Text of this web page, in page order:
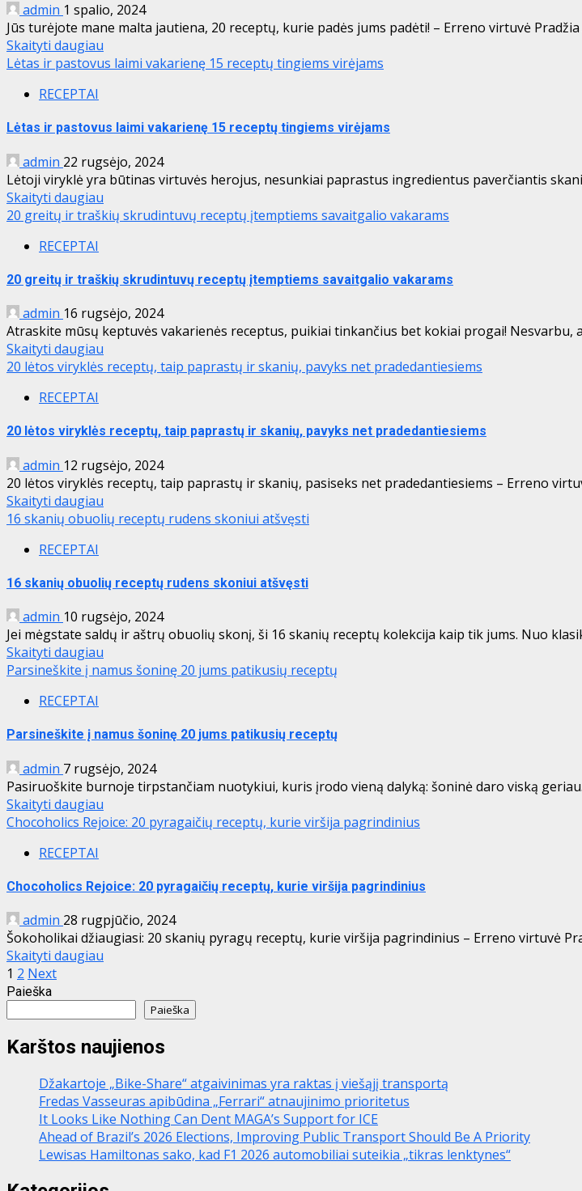
admin 1 spalio, 2024
Jūs turėjote mane malta jautiena, 20 receptų, kurie padės jums padėti! – Erreno virtuvė Pradžia
Skaityti daugiau
Lėtas ir pastovus laimi vakarienę 15 receptų tingiems virėjams
RECEPTAI
Lėtas ir pastovus laimi vakarienę 15 receptų tingiems virėjams
admin 22 rugsėjo, 2024
Lėtoji viryklė yra būtinas virtuvės herojus, nesunkiai paprastus ingredientus paverčiantis
Skaityti daugiau
20 greitų ir traškių skrudintuvų receptų įtemptiems savaitgalio vakarams
RECEPTAI
20 greitų ir traškių skrudintuvų receptų įtemptiems savaitgalio vakarams
admin 16 rugsėjo, 2024
Atraskite mūsų keptuvės vakarienės receptus, puikiai tinkančius bet kokiai progai! Nesvarbu,
Skaityti daugiau
20 lėtos viryklės receptų, taip paprastų ir skanių, pavyks net pradedantiesiems
RECEPTAI
20 lėtos viryklės receptų, taip paprastų ir skanių, pavyks net pradedantiesiems
admin 12 rugsėjo, 2024
20 lėtos viryklės receptų, taip paprastų ir skanių, pasiseks net pradedantiesiems – Erreno
Skaityti daugiau
16 skanių obuolių receptų rudens skoniui atšvęsti
RECEPTAI
16 skanių obuolių receptų rudens skoniui atšvęsti
admin 10 rugsėjo, 2024
Jei mėgstate saldų ir aštrų obuolių skonį, ši 16 skanių receptų kolekcija kaip tik jums. Nuo
Skaityti daugiau
Parsineškite į namus šoninę 20 jums patikusių receptų
RECEPTAI
Parsineškite į namus šoninę 20 jums patikusių receptų
admin 7 rugsėjo, 2024
Pasiruoškite burnoje tirpstančiam nuotykiui, kuris įrodo vieną dalyką: šoninė daro viską
Skaityti daugiau
Chocoholics Rejoice: 20 pyragaičių receptų, kurie viršija pagrindinius
RECEPTAI
Chocoholics Rejoice: 20 pyragaičių receptų, kurie viršija pagrindinius
admin 28 rugpjūčio, 2024
Šokoholikai džiaugiasi: 20 skanių pyragų receptų, kurie viršija pagrindinius – Erreno virtuvė
Skaityti daugiau
Įrašų
puslapiavimas
1 2 Next
Paieška
Paieška
Karštos naujienos
Džakartoje „Bike-Share“ atgaivinimas yra raktas į viešąjį transportą
Fredas Vasseuras apibūdina „Ferrari“ atnaujinimo prioritetus
It Looks Like Nothing Can Dent MAGA’s Support for ICE
Ahead of Brazil’s 2026 Elections, Improving Public Transport Should Be A Priority
Lewisas Hamiltonas sako, kad F1 2026 automobiliai suteikia „tikras lenktynes“